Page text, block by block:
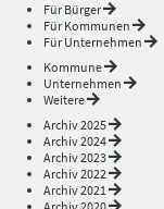
Für Bürger
Für Kommunen
Für Unternehmen
Kommune
Unternehmen
Weitere
Archiv 2025
Archiv 2024
Archiv 2023
Archiv 2022
Archiv 2021